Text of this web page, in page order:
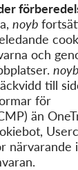
noyb
och
noyb
till
för
än
,
närvarande